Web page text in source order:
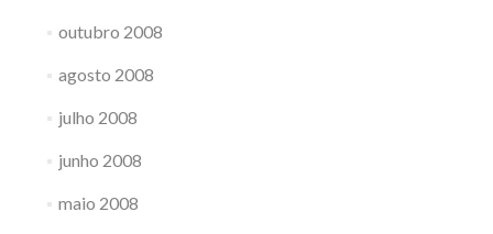
outubro 2008
agosto 2008
julho 2008
junho 2008
maio 2008